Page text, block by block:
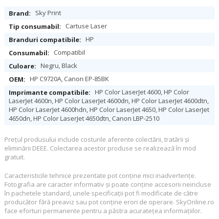
SpecificațiiSky Print
Cartuse Laser
HP
Compatibil
Negru, Black
HP C9720A, Canon EP-85BK
HP Color LaserJet 4600, HP Color
LaserJet 4600n, HP Color LaserJet 4600dn, HP Color LaserJet 4600dtn,
HP Color LaserJet 4600hdn, HP Color LaserJet 4650, HP Color LaserJet
4650dn, HP Color LaserJet 4650dtn, Canon LBP-2510
Preţul produsului include costurile aferente colectării, tratării şi
eliminării DEEE. Colectarea acestor produse se realizează în mod
gratuit.
Caracteristicile tehnice prezentate pot conţine mici inadvertenţe.
Fotografia are caracter informativ şi poate conţine accesorii neincluse
în pachetele standard, unele specificaţii pot fi modificate de către
producător fără preaviz sau pot conţine erori de operare. SkyOnline.ro
face eforturi permanente pentru a păstra acurateţea informaţiilor.